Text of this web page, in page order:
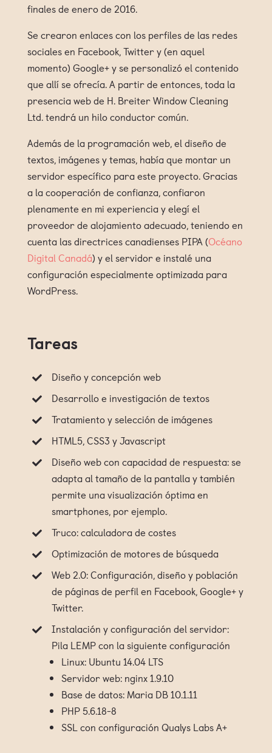
finales de enero de 2016.
Se crearon enlaces con los perfiles de las redes
sociales en Facebook, Twitter y (en aquel
momento) Google+ y se personalizó el contenido
que allí se ofrecía. A partir de entonces, toda la
presencia web de H. Breiter Window Cleaning
Ltd. tendrá un hilo conductor común.
Además de la programación web, el diseño de
textos, imágenes y temas, había que montar un
servidor específico para este proyecto. Gracias
a la cooperación de confianza, confiaron
plenamente en mi experiencia y elegí el
proveedor de alojamiento adecuado, teniendo en
cuenta las directrices canadienses PIPA (Océano
Digital Canadá) y el servidor e instalé una
configuración especialmente optimizada para
WordPress.
Tareas
Diseño y concepción web
Desarrollo e investigación de textos
Tratamiento y selección de imágenes
HTML5, CSS3 y Javascript
Diseño web con capacidad de respuesta: se
adapta al tamaño de la pantalla y también
permite una visualización óptima en
smartphones, por ejemplo.
Truco: calculadora de costes
Optimización de motores de búsqueda
Web 2.0: Configuración, diseño y población
de páginas de perfil en Facebook, Google+ y
Twitter.
Instalación y configuración del servidor:
Pila LEMP con la siguiente configuración
Linux: Ubuntu 14.04 LTS
Servidor web: nginx 1.9.10
Base de datos: Maria DB 10.1.11
PHP 5.6.18-8
SSL con configuración Qualys Labs A+